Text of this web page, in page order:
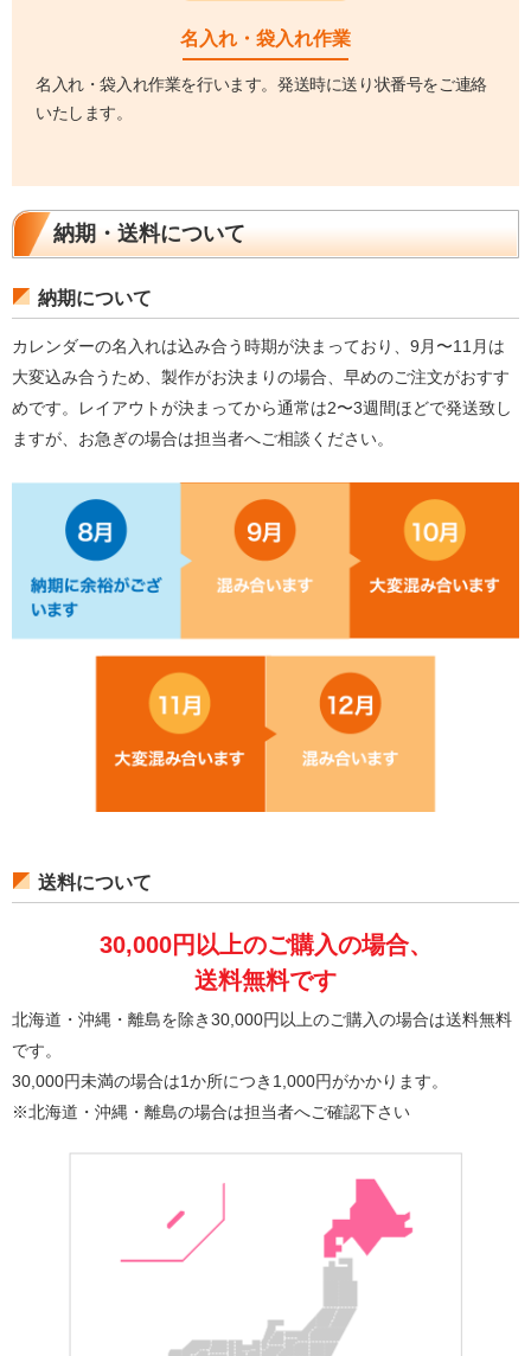
名入れ・袋入れ作業
名入れ・袋入れ作業を行います。発送時に送り状番号をご連絡
いたします。
納期・送料について
納期について
カレンダーの名入れは込み合う時期が決まっており、9月〜11月は
大変込み合うため、製作がお決まりの場合、早めのご注文がおすす
めです。レイアウトが決まってから通常は2〜3週間ほどで発送致し
ますが、お急ぎの場合は担当者へご相談ください。
送料について
30,000円以上のご購入の場合、
送料無料です
北海道・沖縄・離島を除き30,000円以上のご購入の場合は送料無料
です。
30,000円未満の場合は1か所につき1,000円がかかります。
※北海道・沖縄・離島の場合は担当者へご確認下さい